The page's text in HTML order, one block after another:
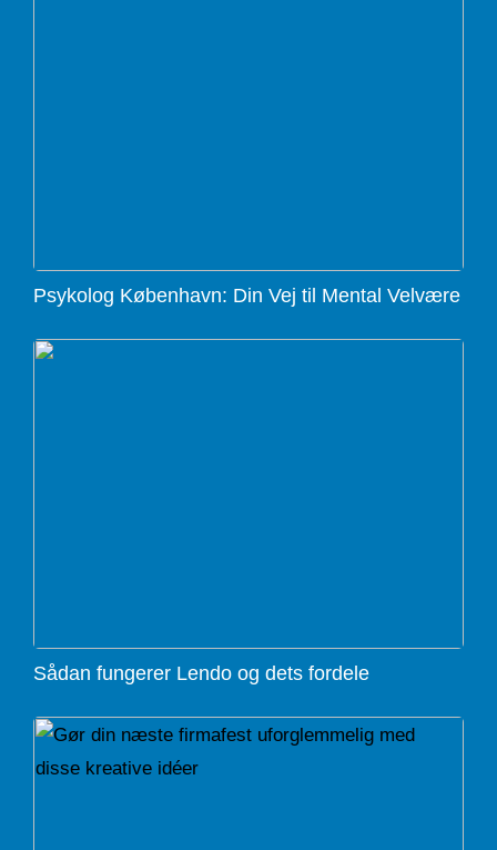
Psykolog København: Din Vej til Mental Velvære
Sådan fungerer Lendo og dets fordele